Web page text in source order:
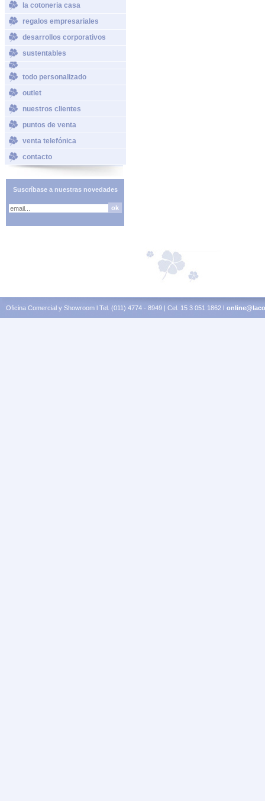
la cotoneria casa
regalos empresariales
desarrollos corporativos
sustentables
todo personalizado
outlet
nuestros clientes
puntos de venta
venta telefónica
contacto
Suscríbase a nuestras novedades
Oficina Comercial y Showroom l Tel. (011) 4774 - 8949 | Cel. 15 3 051 1862 l